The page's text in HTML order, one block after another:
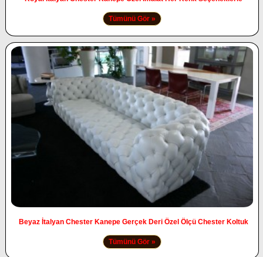
Tümünü Gör »
Beyaz İtalyan Chester Kanepe Gerçek Deri Özel Ölçü Chester Koltuk
Tümünü Gör »